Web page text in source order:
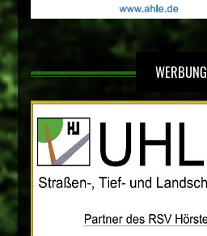
WERBUNG